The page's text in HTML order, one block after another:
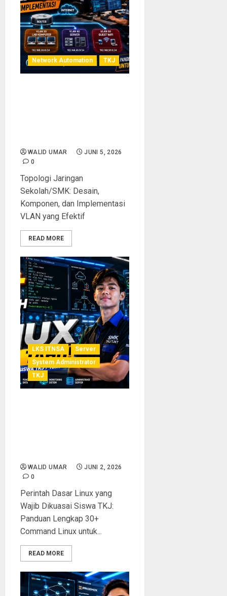
Network Automation TKJ
WALID UMAR
JUNI 5, 2026
0
Topologi Jaringan
Sekolah/SMK: Desain,
Komponen, dan Implementasi
VLAN yang Efektif
READ MORE
LKS ITNSA
Server
System Administrator
TKJ
WALID UMAR
JUNI 2, 2026
0
Perintah Dasar Linux yang
Wajib Dikuasai Siswa TKJ:
Panduan Lengkap 30+
Command Linux untuk...
READ MORE